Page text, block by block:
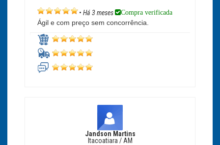
• Há 3 meses Compra verificada
Ágil e com preço sem concorrência.
Jandson Martins
Itacoatiara / AM